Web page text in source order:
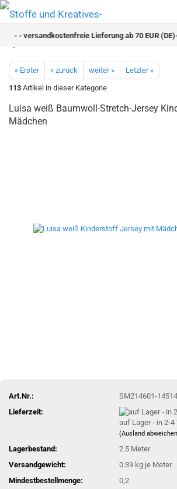
- - versandkostenfreie Lieferung ab 70 EUR (DE)-
« Erster « zurück weiter »
Letzter »
113 Artikel in dieser Kategorie
Luisa weiß Baumwoll-Stretch-Jersey
Mädchen
Art.Nr.:
SM214601-
Lieferzeit:
auf Lager - in 2-
(Ausland
Lagerbestand: 2.5 Meter
Versandgewicht:
0.39 kg je Meter
Mindestbestellmenge:
0,2